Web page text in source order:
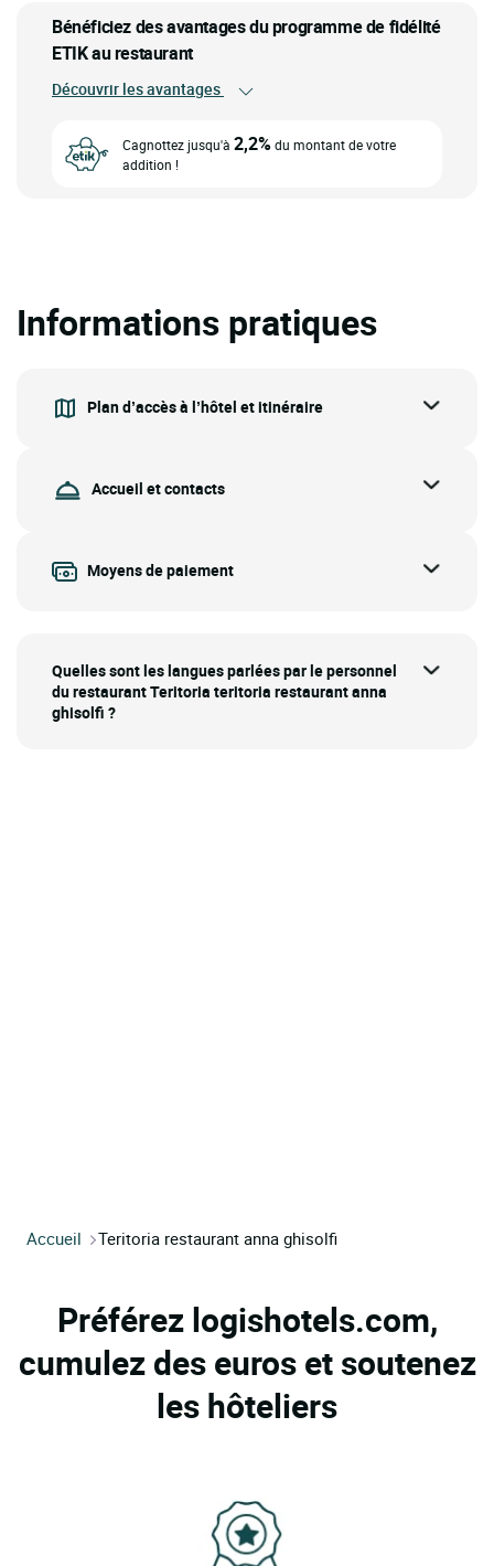
Bénéficiez des avantages du programme de fidélité
ETIK au restaurant
Découvrir les avantages
Cagnottez jusqu'à 2,2%du montant de votre
addition !
Informations pratiques
Plan d’accès à l’hôtel et itinéraire
Accueil et contacts
Moyens de paiement
Quelles sont les langues parlées par le personnel
du restaurant Teritoria teritoria restaurant anna
ghisolfi ?
Accueil Teritoria restaurant anna ghisolfi
Préférez logishotels.com,
cumulez des euros et soutenez
les hôteliers